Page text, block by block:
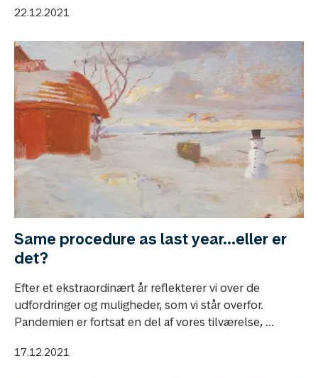
22.12.2021
Same procedure as last year…eller er
det?
Efter et ekstraordinært år reflekterer vi over de
udfordringer og muligheder, som vi står overfor.
Pandemien er fortsat en del af vores tilværelse, ...
17.12.2021